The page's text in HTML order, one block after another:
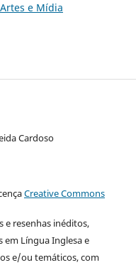
e Mídia
Cardoso
Creative Commons
e resenhas inéditos,
em Língua Inglesa e
e/ou temáticos, com